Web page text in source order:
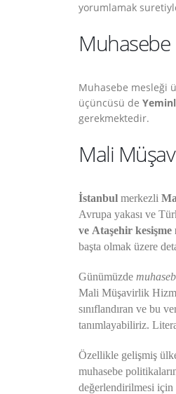
yorumlamak
Muhasebe
Muhasebe mesleği
üçüncüsü de
gerekmektedir.
Mali
İstanbul merkezli
Avrupa yakası ve
ve Ataşehir
başta olmak üzere
Günümüzde
Mali Müşavirlik
sınıflandıran ve bu
tanımlayabiliriz.
Özellikle gelişmiş
muhasebe
değerlendirilmesi için